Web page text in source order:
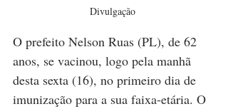
Divulgação
O prefeito Nelson Ruas (PL), de 62
anos, se vacinou, logo pela manhã
desta sexta (16), no primeiro dia de
imunização para a sua faixa-etária. O